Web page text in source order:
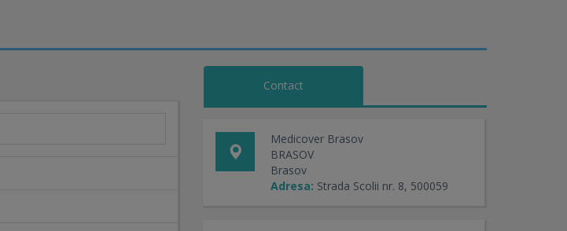
Contact
Medicover Brasov
BRASOV
Brasov
Adresa: Strada Scolii nr. 8, 500059